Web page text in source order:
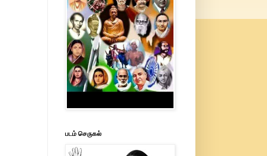
படம் செருகல்